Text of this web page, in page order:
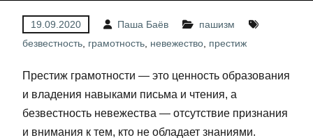
19.09.2020 Паша Баёв
пашизм
безвестность, грамотность, невежество, престиж
Престиж грамотности — это ценность образования
и владения навыками письма и чтения, а
безвестность невежества — отсутствие признания
и внимания к тем, кто не обладает знаниями.